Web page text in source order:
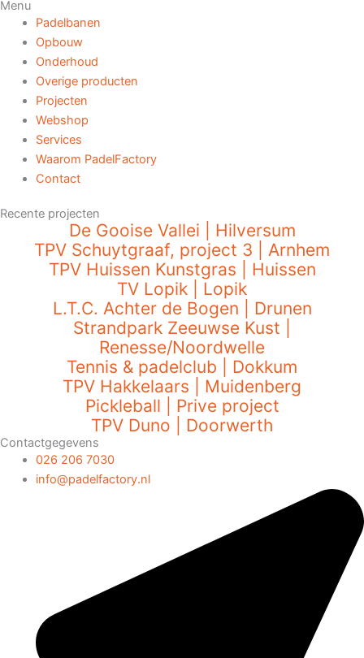
Menu
Padelbanen
Opbouw
Onderhoud
Overige producten
Projecten
Webshop
Services
Waarom PadelFactory
Contact
Recente projecten
De Gooise Vallei | Hilversum
TPV Schuytgraaf, project 3 | Arnhem
TPV Huissen Kunstgras | Huissen
TV Lopik | Lopik
L.T.C. Achter de Bogen | Drunen
Strandpark Zeeuwse Kust |
Renesse/Noordwelle
Tennis & padelclub | Dokkum
TPV Hakkelaars | Muidenberg
Pickleball | Prive project
TPV Duno | Doorwerth
Contactgegevens
026 206 7030
info@padelfactory.nl